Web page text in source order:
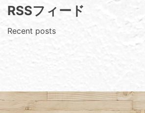
RSSフィード
Recent posts